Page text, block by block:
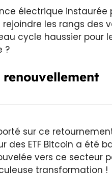
électrique
les rangs des
cycle haussier pour
?
sur ce
des ETF Bitcoin a été
vers ce secteur
transformation !